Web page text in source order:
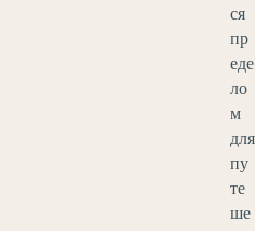
ся
пр
еде
ло
м
для
пу
те
ше